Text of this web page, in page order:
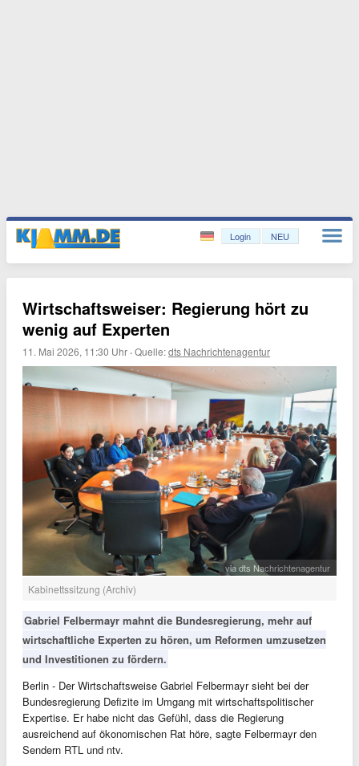
Login NEU
Wirtschaftsweiser: Regierung hört zu
wenig auf Experten
11. Mai 2026, 11:30 Uhr ·Quelle:dts Nachrichtenagentur
via dts Nachrichtenagentur
Kabinettssitzung (Archiv)
Gabriel Felbermayr mahnt die Bundesregierung, mehr auf
wirtschaftliche Experten zu hören, um Reformen umzusetzen
und Investitionen zu fördern.
Berlin - Der Wirtschaftsweise Gabriel Felbermayr sieht bei der
Bundesregierung Defizite im Umgang mit wirtschaftspolitischer
Expertise. Er habe nicht das Gefühl, dass die Regierung
ausreichend auf ökonomischen Rat höre, sagte Felbermayr den
Sendern RTL und ntv.